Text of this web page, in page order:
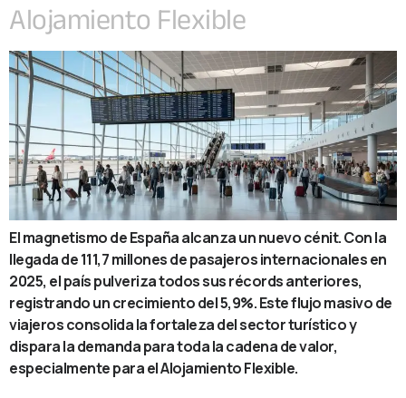
Alojamiento Flexible
El magnetismo de España alcanza un nuevo cénit. Con la
llegada de 111,7 millones de pasajeros internacionales en
2025, el país pulveriza todos sus récords anteriores,
registrando un crecimiento del 5,9%. Este flujo masivo de
viajeros consolida la fortaleza del sector turístico y
dispara la demanda para toda la cadena de valor,
especialmente para el Alojamiento Flexible.